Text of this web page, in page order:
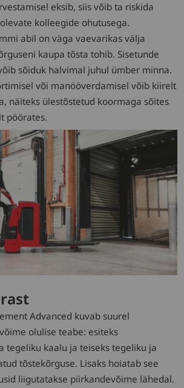
eksib, siis võib ta riskida
kolleegide ohutusega.
abil on väga vaevarikas välja
kaupa tõsta tohib. Sisetunde
sõiduk halvimal juhul ümber minna.
või manööverdamisel võib kiirelt
näiteks ülestõstetud koormaga sõites
pöörates.
Advanced kuvab suurel
olulise teabe: esiteks
tegeliku kaalu ja teiseks tegeliku ja
tõstekõrguse. Lisaks hoiatab see
liigutatakse piirkandevõime lähedal.